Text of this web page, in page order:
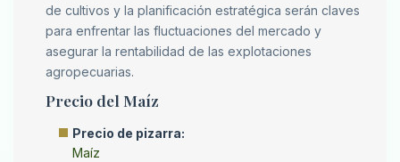
de cultivos y la planificación estratégica serán claves
para enfrentar las fluctuaciones del mercado y
asegurar la rentabilidad de las explotaciones
agropecuarias.
Precio del Maíz
Precio de pizarra:
Maíz